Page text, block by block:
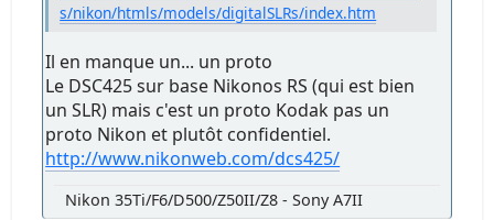
s/nikon/htmls/models/digitalSLRs/index.htm
Il en manque un... un proto
Le DSC425 sur base Nikonos RS (qui est bien
un SLR) mais c'est un proto Kodak pas un
proto Nikon et plutôt confidentiel.
http://www.nikonweb.com/dcs425/
Nikon 35Ti/F6/D500/Z50II/Z8 - Sony A7II